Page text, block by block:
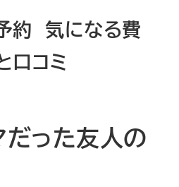
約 気になる費
口コミ
だった友人の